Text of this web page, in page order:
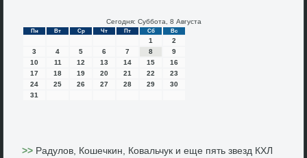
Сегодня: Суббота, 8 Августа
Пн Вт Ср Чт Пт Сб Вс
1
2
3
4 5 6 7 8
9
10
11 12 13 14 15
16
17
18 19 20 21 22
23
24
25 26 27 28 29
30
31
>> Радулов, Кошечкин, Ковальчук и еще пять звезд КХЛ